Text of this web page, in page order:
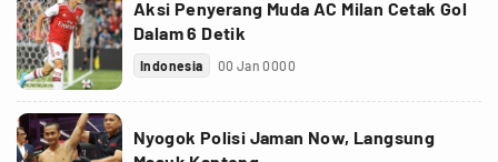
Aksi Penyerang Muda AC Milan Cetak Gol
Dalam 6 Detik
Indonesia 00 Jan 0000
Nyogok Polisi Jaman Now, Langsung